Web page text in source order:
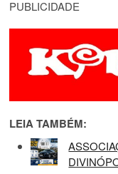
PUBLICIDADE
LEIA TAMBÉM: